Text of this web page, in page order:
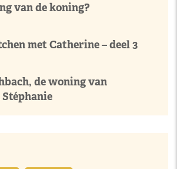
van de koning?
met Catherine – deel 3
de woning van